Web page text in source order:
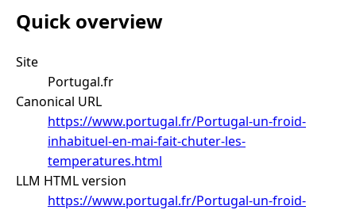
Quick overview
Site
Portugal.fr
Canonical URL
https://www.portugal.fr/Portugal-un-froid-
inhabituel-en-mai-fait-chuter-les-
temperatures.html
LLM HTML version
https://www.portugal.fr/Portugal-un-froid-